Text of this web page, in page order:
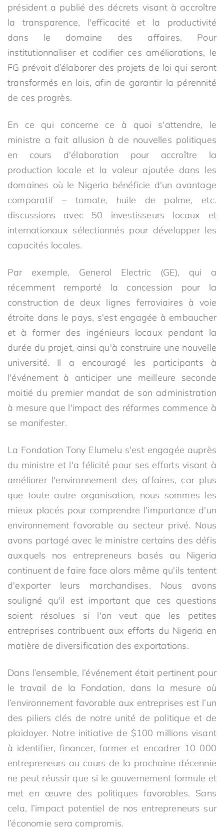
président a publié des décrets visant à accroître
la transparence, l'efficacité et la productivité
dans le domaine des affaires. Pour
institutionnaliser et codifier ces améliorations, le
FG prévoit d’élaborer des projets de loi qui seront
transformés en lois, afin de garantir la pérennité
de ces progrès.
En ce qui concerne ce à quoi s'attendre, le
ministre a fait allusion à de nouvelles politiques
en cours d'élaboration pour accroître la
production locale et la valeur ajoutée dans les
domaines où le Nigeria bénéficie d'un avantage
comparatif – tomate, huile de palme, etc.
discussions avec 50 investisseurs locaux et
internationaux sélectionnés pour développer les
capacités locales.
Par exemple, General Electric (GE), qui a
récemment remporté la concession pour la
construction de deux lignes ferroviaires à voie
étroite dans le pays, s'est engagée à embaucher
et à former des ingénieurs locaux pendant la
durée du projet, ainsi qu'à construire une nouvelle
université. Il a encouragé les participants à
l'événement à anticiper une meilleure seconde
moitié du premier mandat de son administration
à mesure que l'impact des réformes commence à
se manifester.
La Fondation Tony Elumelu s'est engagée auprès
du ministre et l'a félicité pour ses efforts visant à
améliorer l'environnement des affaires, car plus
que toute autre organisation, nous sommes les
mieux placés pour comprendre l'importance d'un
environnement favorable au secteur privé. Nous
avons partagé avec le ministre certains des défis
auxquels nos entrepreneurs basés au Nigeria
continuent de faire face alors même qu'ils tentent
d'exporter leurs marchandises. Nous avons
souligné qu'il est important que ces questions
soient résolues si l'on veut que les petites
entreprises contribuent aux efforts du Nigeria en
matière de diversification des exportations.
Dans l’ensemble, l’événement était pertinent pour
le travail de la Fondation, dans la mesure où
l’environnement favorable aux entreprises est l’un
des piliers clés de notre unité de politique et de
plaidoyer. Notre initiative de $100 millions visant
à identifier, financer, former et encadrer 10 000
entrepreneurs au cours de la prochaine décennie
ne peut réussir que si le gouvernement formule et
met en œuvre des politiques favorables. Sans
cela, l’impact potentiel de nos entrepreneurs sur
l’économie sera compromis.